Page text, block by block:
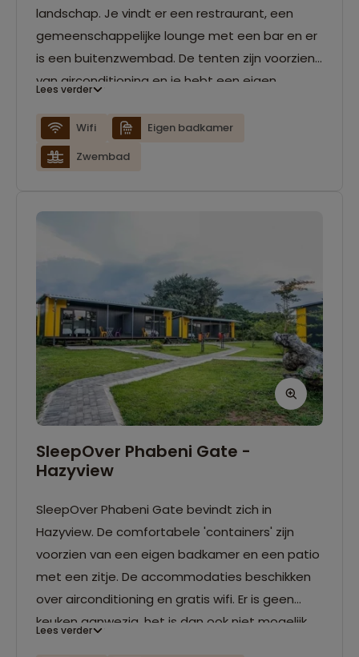
landschap. Je vindt er een restraurant, een
gemeenschappelijke lounge met een bar en er
is een buitenzwembad. De tenten zijn voorzien
van airconditioning en je hebt een eigen
tent waar je kan uitkijken over de Sabie
rivier. Verder is er gratis Wifi beschikbaar in de
lodge.
Lees verder
Wifi
Eigen badkamer
Zwembad
SleepOver Phabeni Gate -
Hazyview
SleepOver Phabeni Gate bevindt zich in
Hazyview. De comfortabele 'containers' zijn
voorzien van een eigen badkamer en een patio
met een zitje. De accommodaties beschikken
over airconditioning en gratis wifi. Er is geen
keuken aanwezig, het is dan ook niet mogelijk
Lees verder